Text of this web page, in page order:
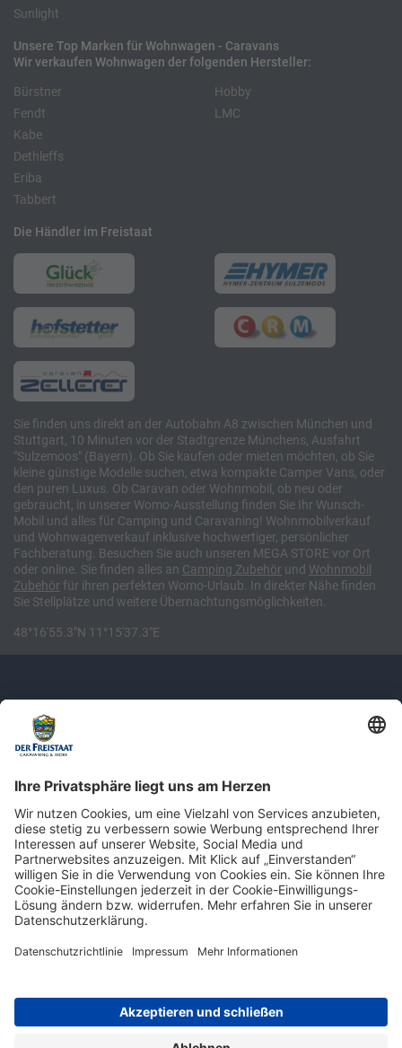
Sunlight
Unsere Top Marken für Wohnwagen - Caravans
Wir verkaufen Wohnwagen der folgenden Hersteller:
Bürstner
Fendt
Kabe
Hobby
LMC
Dethleffs
Eriba
Tabbert
Die Händler im Freistaat
Sie finden uns direkt an der Autobahn A8 zwischen München und
Stuttgart, 10 Minuten vor der Stadtgrenze Münchens, Ausfahrt
"Sulzemoos" (Bayern). Ob Sie kaufen oder mieten möchten, ob Sie
kleine günstige Modelle suchen, etwa kompakte Camper Vans, oder
den puren Luxus. Ob Caravan oder Wohnmobil, ob neu oder
gebraucht, in unserer Womo-Ausstellung finden Sie Ihr Wunsch-
Mobil und alles für Camping und Caravaning! Wohnmobilverkauf
und Wohnwagenverkauf inklusive hochwertiger, persönlicher
Fachberatung. Besuchen Sie auch unseren MEGA STORE vor Ort
oder online. Sie finden alles an Camping Zubehör und Wohnmobil
Zubehör für ihren perfekten Womo-Urlaub. In direkter Nähe finden
Sie Stellplätze und weitere Übernachtungsmöglichkeiten.
48°16'55.3"N 11°15'37.3"E
Newsletter: Jetzt auf
shop.derfreistaat.de anmelden und
einen 5€ Gutschein für unseren Online-
Shop erhalten!*
Impressum Datenschutz Barrierefreiheit